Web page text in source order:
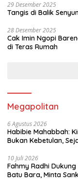
29 Desember 2025
Tangis di Balik
28 Desember 2025
Cak Imin Ngopi
di Teras Rumah
Megapolitan
6 Agustus 2026
Habibie Mahabbah:
Bukan Kebetulan,
10 Juli 2026
Fahmy Radhi
Batu Bara, Minta